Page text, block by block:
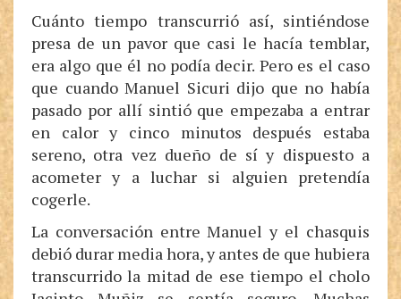
Cuánto tiempo transcurrió así, sintiéndose
presa de un pavor que casi le hacía temblar,
era algo que él no podía decir. Pero es el caso
que cuando Manuel Sicuri dijo que no había
pasado por allí sintió que empezaba a entrar
en calor y cinco minutos después estaba
sereno, otra vez dueño de sí y dispuesto a
acometer y a luchar si alguien pretendía
cogerle.
La conversación entre Manuel y el chasquis
debió durar media hora, y antes de que hubiera
transcurrido la mitad de ese tiempo el cholo